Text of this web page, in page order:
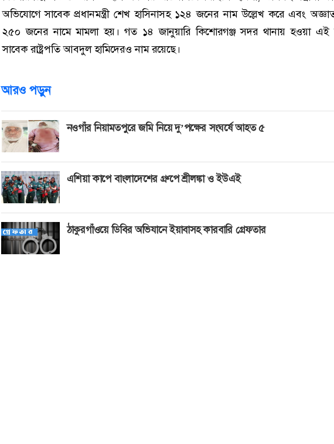
অভিযোগে সাবেক প্রধানমন্ত্রী শেখ হাসিনাসহ ১২৪ জনের নাম উল্লেখ করে এবং
২৫০ জনের নামে মামলা হয়। গত ১৪ জানুয়ারি কিশোরগঞ্জ সদর থানায় হওয়া এই
সাবেক রাষ্ট্রপতি আবদুল হামিদেরও নাম রয়েছে।
আরও পড়ুন
নওগাঁর নিয়ামতপুরে জমি নিয়ে দু’পক্ষের সংঘর্ষে আহত ৫
এশিয়া কাপে বাংলাদেশের গ্রুপে শ্রীলঙ্কা ও ইউএই
ঠাকুরগাঁওয়ে ডিবির অভিযানে ইয়াবাসহ কারবারি গ্রেফতার